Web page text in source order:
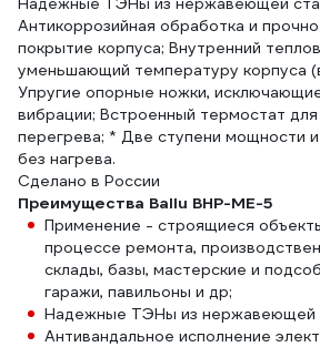
Антикоррозийная обработка и
покрытие корпуса; Внутренний
уменьшающий температуру корпуса
Упругие опорные ножки,
вибрации; Встроенный термостат
перегрева; * Две ступени мощности
без нагрева.
Сделано в России
Преимущества Ballu BHP-ME-5
Применение - строящиеся
процессе ремонта,
склады, базы, мастерские и
гаражи, павильоны и др;
Надежные ТЭНы из нержавеющей
Антивандальное исполнение